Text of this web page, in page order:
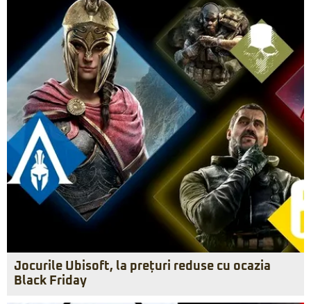
Jocurile Ubisoft, la prețuri reduse cu ocazia
Black Friday